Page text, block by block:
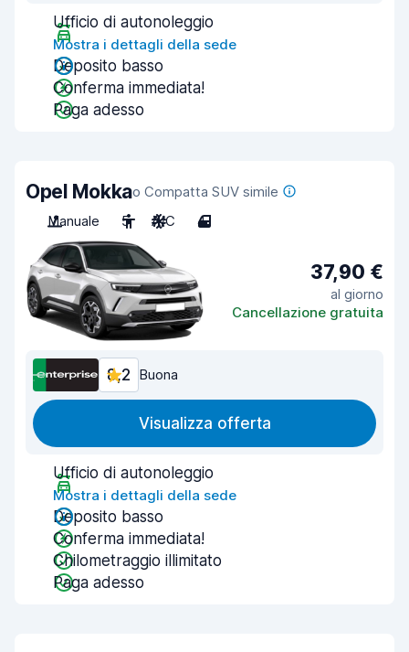
Ufficio di autonoleggio
Mostra i dettagli della sede
Deposito basso
Conferma immediata!
Paga adesso
Opel Mokkao Compatta SUV simile
Manuale
5 A/C 4
37,90 €
al giorno
Cancellazione gratuita
8,2 Buona
Visualizza offerta
Ufficio di autonoleggio
Mostra i dettagli della sede
Deposito basso
Conferma immediata!
Chilometraggio illimitato
Paga adesso